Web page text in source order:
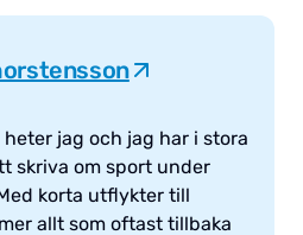
jag och jag har i stora
skriva om sport under
korta utflykter till
allt som oftast tillbaka